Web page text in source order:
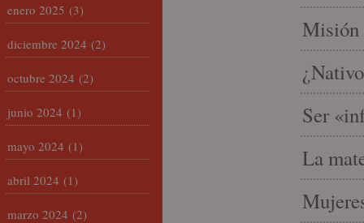
Misión
Ser
La
enero 2025 (3)
diciembre 2024 (2)
octubre 2024 (2)
junio 2024 (1)
mayo 2024 (1)
abril 2024 (1)
marzo 2024 (2)